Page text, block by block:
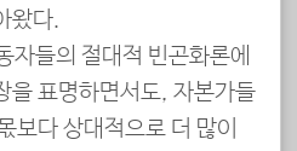
왔다.
자들의 절대적 빈곤화론에
을 표명하면서도, 자본가들
보다 상대적으로 더 많이